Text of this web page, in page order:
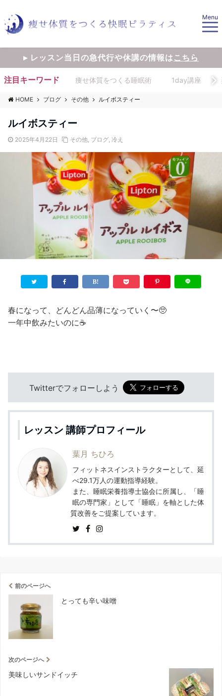
Menu
▸ レッスン当日の急代行や休講の情報はこちら
注目キーワード 痩せ体質をつくる睡眠術 1day講座
HOME ブログ その他 ルイボスティー
ルイボスティー
2025年4月22日 その他, ブログ, 冷え
春になって、どんどん品薄になっていく〜🥺
一年中飲みたいのに☕️
Twitterでフォローしよう
レッスン 講師プロフィール
葉月 ちひろ
フィットネスインストラクターとして、延
べ29.1万人の運動指導経験。
また、睡眠栄養指導士協会に所属し、「睡
眠の専門家」として「睡眠」を軸とした体
質改善をご提案しています。
前のページへ
とっても辛い味噌
次のページへ
美味しいサンドイッチ